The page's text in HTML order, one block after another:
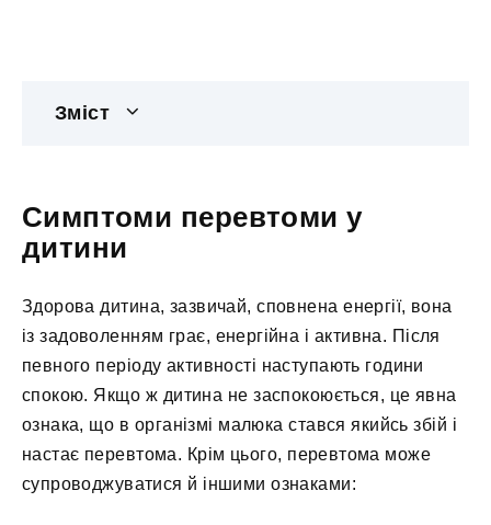
Зміст
Симптоми перевтоми у
дитини
Здорова дитина, зазвичай, сповнена енергії, вона
із задоволенням грає, енергійна і активна. Після
певного періоду активності наступають години
спокою. Якщо ж дитина не заспокоюється, це явна
ознака, що в організмі малюка стався якийсь збій і
настає перевтома. Крім цього, перевтома може
супроводжуватися й іншими ознаками: